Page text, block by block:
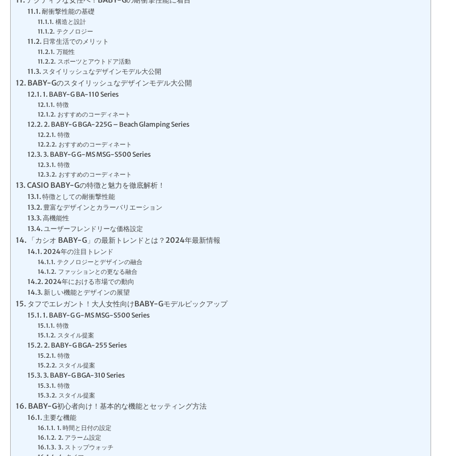
耐衝撃性能の基礎
構造と設計
テクノロジー
日常生活でのメリット
万能性
スポーツとアウトドア活動
スタイリッシュなデザインモデル大公開
BABY-Gのスタイリッシュなデザインモデル大公開
1. BABY-G BA-110 Series
特徴
おすすめのコーディネート
2. BABY-G BGA-225G – Beach Glamping Series
特徴
おすすめのコーディネート
3. BABY-G G-MS MSG-S500 Series
特徴
おすすめのコーディネート
CASIO BABY-Gの特徴と魅力を徹底解析！
特徴としての耐衝撃性能
豊富なデザインとカラーバリエーション
高機能性
ユーザーフレンドリーな価格設定
「カシオ BABY-G」の最新トレンドとは？2024年最新情報
2024年の注目トレンド
テクノロジーとデザインの融合
ファッションとの更なる融合
2024年における市場での動向
新しい機能とデザインの展望
タフでエレガント！大人女性向けBABY-Gモデルピックアップ
1. BABY-G G-MS MSG-S500 Series
特徴
スタイル提案
2. BABY-G BGA-255 Series
特徴
スタイル提案
3. BABY-G BGA-310 Series
特徴
スタイル提案
BABY-G初心者向け！基本的な機能とセッティング方法
主要な機能
1. 時間と日付の設定
2. アラーム設定
3. ストップウォッチ